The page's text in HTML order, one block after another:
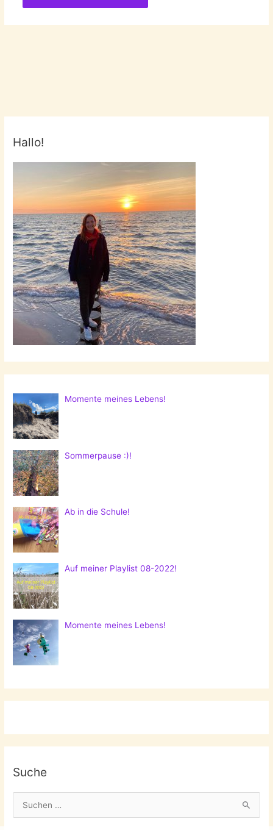
Hallo!
Momente meines Lebens!
Sommerpause :)!
Ab in die Schule!
Auf meiner Playlist 08-2022!
Momente meines Lebens!
Suche
u